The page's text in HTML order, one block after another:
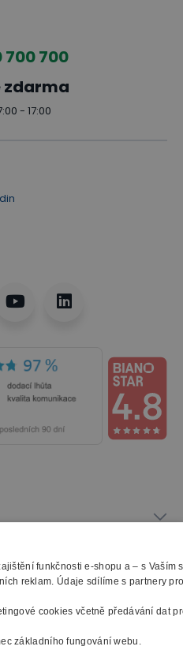
700 700
zdarma
- 17:00
funkčnosti e-shopu a – s Vaším
reklam. Údaje sdílíme s partnery
cookies včetně předávání dat
základního fungování webu.